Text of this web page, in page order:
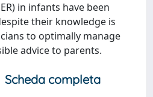
in infants have been
their knowledge is
to optimally manage
advice to parents.
Scheda completa